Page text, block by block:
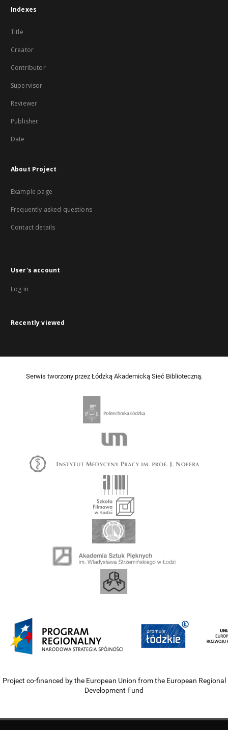
Indexes
Title
Creator
Contributor
Supervisor
Reviewer
Publisher
Date
About Project
Example page
Frequently asked questions
Contact details
User's account
Log in
Recently viewed
Serwis tworzony przez Łódzką Akademicką Sieć Biblioteczną.
Project co-financed by the European Union from the European Regional
Development Fund